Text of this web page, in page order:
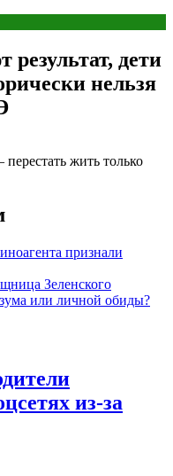
результат, дети
нельзя
жить только
признали
Зеленского
или личной обиды?
из-за